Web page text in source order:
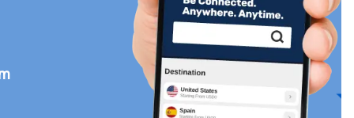
Zamknij wyskakujące okno